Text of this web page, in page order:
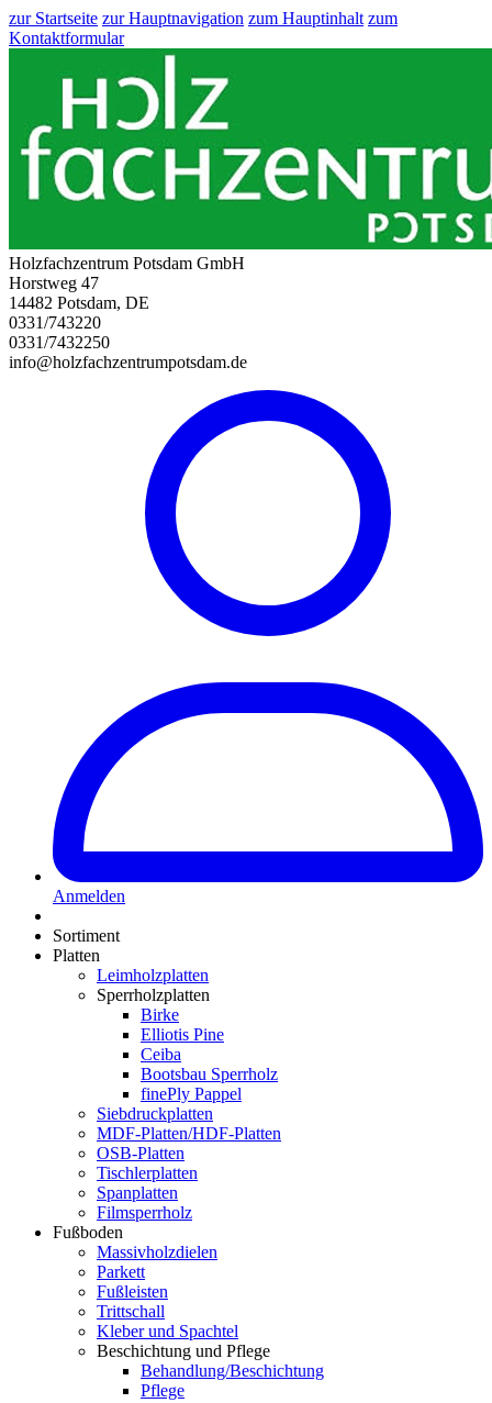
zur Startseite zur Hauptnavigation zum Hauptinhalt zum
Kontaktformular
Holzfachzentrum Potsdam GmbH
Horstweg 47
14482 Potsdam, DE
0331/743220
0331/7432250
info@holzfachzentrumpotsdam.de
Anmelden
Sortiment
Platten
Leimholzplatten
Sperrholzplatten
Birke
Elliotis Pine
Ceiba
Bootsbau Sperrholz
finePly Pappel
Siebdruckplatten
MDF-Platten/HDF-Platten
OSB-Platten
Tischlerplatten
Spanplatten
Filmsperrholz
Fußboden
Massivholzdielen
Parkett
Fußleisten
Trittschall
Kleber und Spachtel
Beschichtung und Pflege
Behandlung/Beschichtung
Pflege